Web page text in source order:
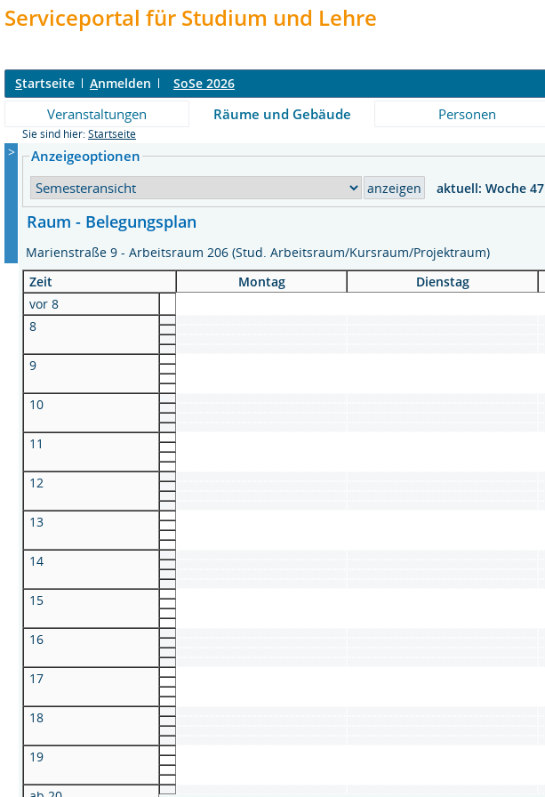
Serviceportal für Studium und Lehre
Startseite Anmelden SoSe 2026
Veranstaltungen Räume und Gebäude Personen
Sie sind hier: Startseite
> Anzeigeoptionen
aktuell: Woche 47
Raum - Belegungsplan
Marienstraße 9 - Arbeitsraum 206 (Stud. Arbeitsraum/Kursraum/Projektraum)
Zeit
Montag Dienstag
vor 8
8
9
10
11
12
13
14
15
16
17
18
19